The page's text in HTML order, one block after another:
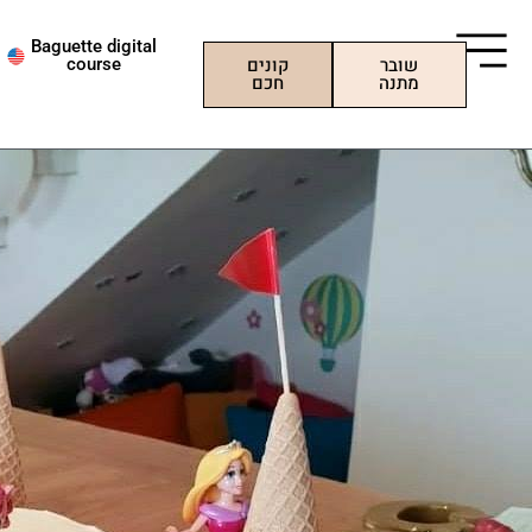
לתוכן
שובר
מתנה
קונים
חכם
Baguette digital
course